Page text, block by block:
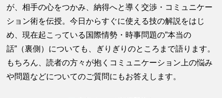
が、相手の心をつかみ、納得へと導く交渉・コミュニケー
ション術を伝授。今日からすぐに使える技の解説をはじ
め、現在起こっている国際情勢・時事問題の”本当の
話”（裏側）についても、ぎりぎりのところまで語ります。
もちろん、読者の方々が抱くコミュニケーション上の悩み
や問題などについてのご質問にもお答えします。